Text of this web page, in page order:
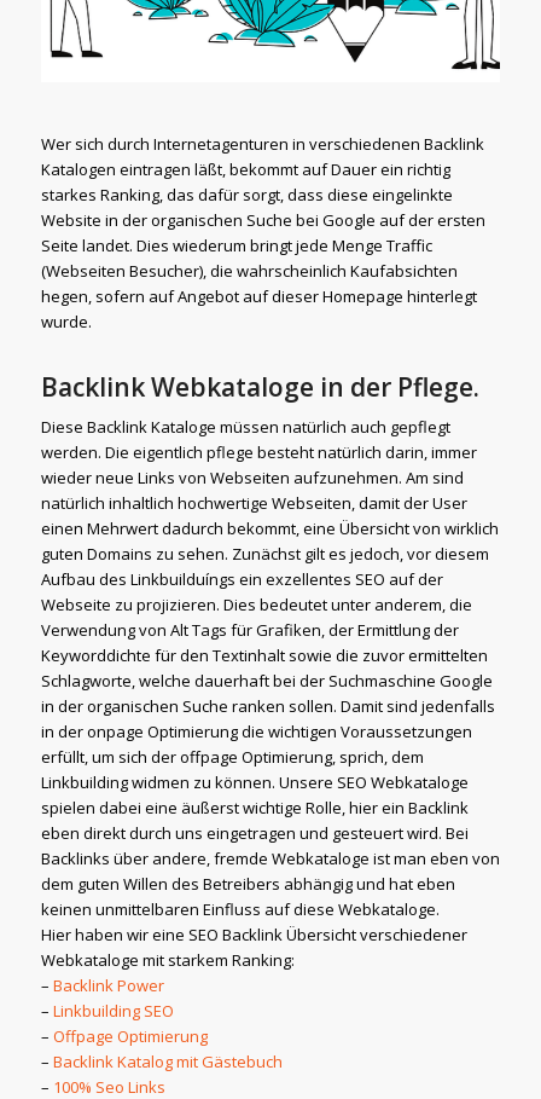
Wer sich durch Internetagenturen in verschiedenen Backlink
Katalogen eintragen läßt, bekommt auf Dauer ein richtig
starkes Ranking, das dafür sorgt, dass diese eingelinkte
Website in der organischen Suche bei Google auf der ersten
Seite landet. Dies wiederum bringt jede Menge Traffic
(Webseiten Besucher), die wahrscheinlich Kaufabsichten
hegen, sofern auf Angebot auf dieser Homepage hinterlegt
wurde.
Backlink Webkataloge in der Pflege.
Diese Backlink Kataloge müssen natürlich auch gepflegt
werden. Die eigentlich pflege besteht natürlich darin, immer
wieder neue Links von Webseiten aufzunehmen. Am sind
natürlich inhaltlich hochwertige Webseiten, damit der User
einen Mehrwert dadurch bekommt, eine Übersicht von wirklich
guten Domains zu sehen. Zunächst gilt es jedoch, vor diesem
Aufbau des Linkbuilduíngs ein exzellentes SEO auf der
Webseite zu projizieren. Dies bedeutet unter anderem, die
Verwendung von Alt Tags für Grafiken, der Ermittlung der
Keyworddichte für den Textinhalt sowie die zuvor ermittelten
Schlagworte, welche dauerhaft bei der Suchmaschine Google
in der organischen Suche ranken sollen. Damit sind jedenfalls
in der onpage Optimierung die wichtigen Voraussetzungen
erfüllt, um sich der offpage Optimierung, sprich, dem
Linkbuilding widmen zu können. Unsere SEO Webkataloge
spielen dabei eine äußerst wichtige Rolle, hier ein Backlink
eben direkt durch uns eingetragen und gesteuert wird. Bei
Backlinks über andere, fremde Webkataloge ist man eben von
dem guten Willen des Betreibers abhängig und hat eben
keinen unmittelbaren Einfluss auf diese Webkataloge.
Hier haben wir eine SEO Backlink Übersicht verschiedener
Webkataloge mit starkem Ranking:
– Backlink Power
– Linkbuilding SEO
– Offpage Optimierung
– Backlink Katalog mit Gästebuch
– 100% Seo Links